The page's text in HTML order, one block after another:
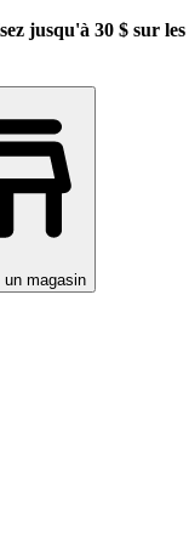
jusqu'à 30 $ sur
magasin